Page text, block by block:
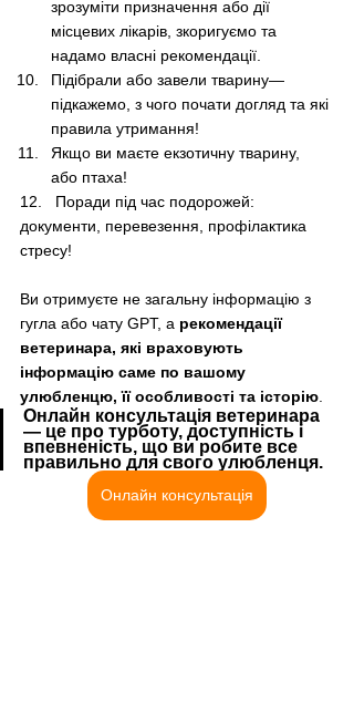
зрозуміти призначення або дії
місцевих лікарів, зкоригуємо та
надамо власні рекомендації.
Підібрали або завели тварину—
підкажемо, з чого почати догляд та які
правила утримання!
Якщо ви маєте екзотичну тварину,
або птаха!
12.   Поради під час подорожей:
документи, перевезення, профілактика
стресу!
Ви отримуєте не загальну інформацію з
гугла або чату GPT, а рекомендації
ветеринара, які враховують
інформацію саме по вашому
улюбленцю, її особливості та історію
Онлайн консультація ветеринара
— це про турботу, доступність і
впевненість, що ви робите все
правильно для свого улюбленця.
Онлайн консультація